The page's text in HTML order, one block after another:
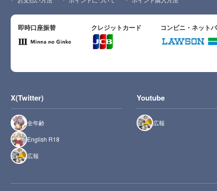
即時口座振替 クレジットカード コンビニ・ネット
X(Twitter)
全年齢
English R18
広報
Youtube
広報